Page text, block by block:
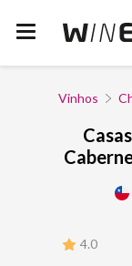
Vinhos
4.0